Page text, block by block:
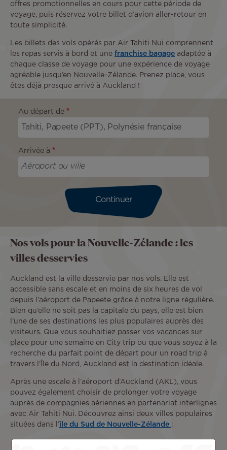
offres promotionnelles en cours pour cette période de
voyage, puis réservez votre billet d’avion aller-retour en
toute simplicité.
Les billets des vols opérés par Air Tahiti Nui comprennent
les repas servis à bord et une franchise bagage adaptée à
chaque classe de voyage pour une expérience de voyage
agréable jusqu’en Nouvelle-Zélande. Prenez place, vous
êtes déjà presque arrivé à Auckland !
Au départ de
Arrivée à
Continuer
Nos vols pour la Nouvelle-Zélande : les
villes desservies
Auckland est la ville desservie par nos vols. Elle est
accessible sans escale et en moins de six heures de vol
depuis l’aéroport de Papeete grâce à notre ligne régulière.
Bien qu’elle ne soit pas la capitale du pays, elle est bien
l’une de ses destinations les plus populaires auprès des
visiteurs. Que vous souhaitiez passer vos vacances sur
place pour une semaine en City trip ou que vous soyez à la
recherche du parfait point de départ pour un road trip à
travers l’Île du Nord, Auckland est la destination idéale.
Après une escale à l’aéroport d’Auckland (AKL), vous
pouvez également choisir de prolonger votre voyage
auprès de compagnies aériennes en partenariat interlignes
avec Air Tahiti Nui. Découvrez ainsi deux villes populaires
situées dans l’île du Sud de Nouvelle-Zélande :